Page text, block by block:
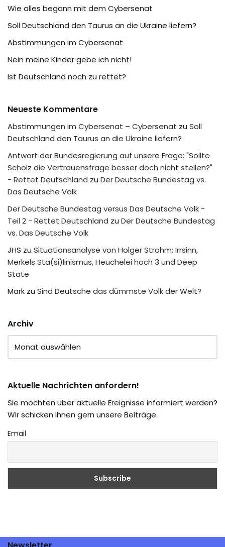
Wie alles begann mit dem Cybersenat
Soll Deutschland den Taurus an die Ukraine liefern?
Abstimmungen im Cybersenat
Nein meine Kinder gebe ich nicht!
Ist Deutschland noch zu rettet?
Neueste Kommentare
Abstimmungen im Cybersenat – Cybersenat zu Soll
Deutschland den Taurus an die Ukraine liefern?
Antwort der Bundesregierung auf unsere Frage: "Sollte
Scholz die Vertrauensfrage besser doch nicht stellen?"
- Rettet Deutschland zu Der Deutsche Bundestag vs.
Das Deutsche Volk
Der Deutsche Bundestag versus Das Deutsche Volk -
Teil 2 - Rettet Deutschland zu Der Deutsche Bundestag
vs. Das Deutsche Volk
JHS zu Situationsanalyse von Holger Strohm: Irrsinn,
Merkels Sta(si)linismus, Heuchelei hoch 3 und Deep
State
Mark zu Sind Deutsche das dümmste Volk der Welt?
Archiv
Aktuelle Nachrichten anfordern!
Sie möchten über aktuelle Ereignisse informiert werden?
Wir schicken Ihnen gern unsere Beiträge.
Email